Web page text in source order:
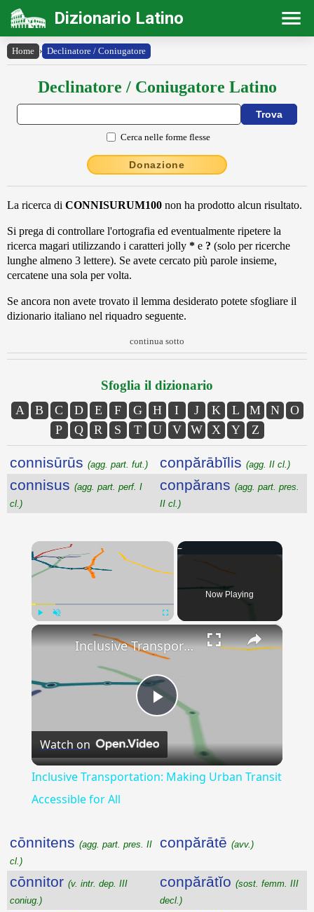
Dizionario Latino
Home › Declinatore / Coniugatore
Declinatore / Coniugatore Latino
Cerca nelle forme flesse
Donazione
La ricerca di CONNISURUM100 non ha prodotto alcun risultato.
Si prega di controllare l'ortografia ed eventualmente ripetere la
ricerca magari utilizzando i caratteri jolly * e ? (solo per ricerche
lunghe almeno 3 lettere). Se avete cercato più parole insieme,
cercatene una sola per volta.
Se ancora non avete trovato il lemma desiderato potete sfogliare il
dizionario italiano nel riquadro seguente.
continua sotto
Sfoglia il dizionario
A B C D E F G H I J K L M N
O
P
Q R S T U V W X Y Z
connisūrūs (agg. part. fut.) conpărābĭlis (agg. II cl.)
connisus (agg. part. perf. I
cl.)
conpărans (agg. part. pres.
II cl.)
×
Now Playing
×
Play
Video
Inclusive Transportation: Making Urban Transit Accessible for All
Watch on
Inclusive Transportation: Making Urban Transit
Accessible for All
cōnnitens (agg. part. pres. II
cl.)
conpărātē (avv.)
cōnnitor (v. intr. dep. III
coniug.)
conpărātĭo (sost. femm. III
decl.)